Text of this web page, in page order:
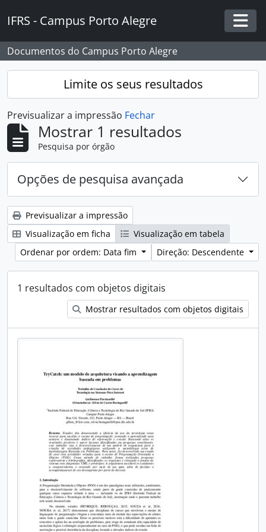
IFRS - Campus Porto Alegre
Documentos do Campus Porto Alegre
Limite os seus resultados
Previsualizar a impressão Fechar
Mostrar 1 resultados
Pesquisa por órgão
Opções de pesquisa avançada
Previsualizar a impressão
Visualização em ficha
Visualização em tabela
Ordenar por ordem: Data fim
Direção: Descendente
1 resultados com objetos digitais
Mostrar resultados com objetos digitais